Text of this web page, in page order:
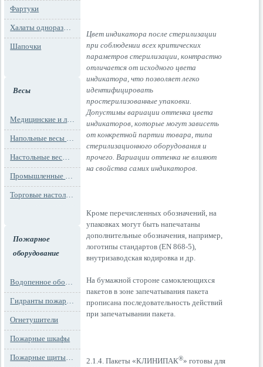
Фартуки
Халаты одноразовые
Шапочки
Весы
Медицинские и лабораторные весы
Напольные весы MAX до 1000 кг (до 1 т)
Настольные весы для фасовки MAX до 30 кг
Промышленные весы (до 100 тонн)
Торговые настольные весы MAX до 30 кг
Пожарное
оборудование
Водопенное оборудование
Гидранты пожарные и подставки
Огнетушители
Пожарные шкафы
Пожарные щиты и стенды
Цвет индикатора после стерилизации
при соблюдении всех критических
параметров стерилизации, контрастно
отличается от исходного цвета
индикатора, что позволяет легко
идентифицировать
простерилизованные упаковки.
Допустимы вариации оттенка цвета
индикаторов, которые могут зависеть
от конкретной партии товара, типа
стерилизационного оборудования и
прочего. Вариации оттенка не влияют
на свойства самих индикаторов.
Кроме перечисленных обозначений, на
упаковках могут быть напечатаны
дополнительные обозначения, например,
логотипы стандартов (EN 868-5),
внутризаводская кодировка и др.
На бумажной стороне самоклеющихся
пакетов в зоне запечатывания пакета
прописана последовательность действий
при запечатывании пакета.
2.1.4. Пакеты «КЛИНИПАК®» готовы для